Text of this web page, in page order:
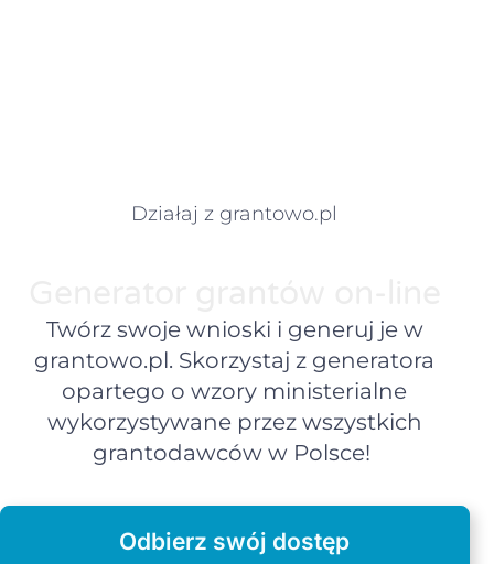
Działaj z grantowo.pl
Twórz swoje wnioski i generuj je w
grantowo.pl. Skorzystaj z generatora
opartego o wzory ministerialne
wykorzystywane przez wszystkich
grantodawców w Polsce!
Odbierz swój dostęp